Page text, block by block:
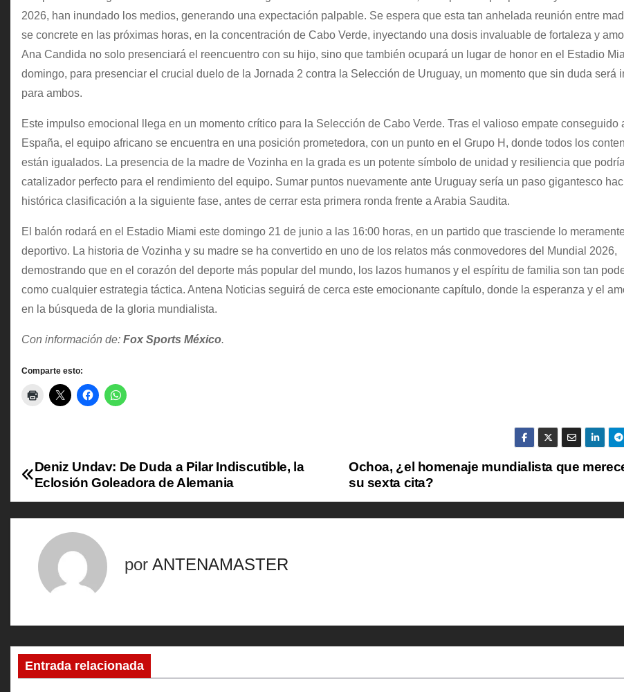
2026, han inundado los medios, generando una expectación palpable. Se espera que esta tan anhelada reunión entre
se concrete en las próximas horas, en la concentración de Cabo Verde, inyectando una dosis invaluable de fortaleza y
Ana Candida no solo presenciará el reencuentro con su hijo, sino que también ocupará un lugar de honor en el Estadio
domingo, para presenciar el crucial duelo de la Jornada 2 contra la Selección de Uruguay, un momento que sin duda será
para ambos.
Este impulso emocional llega en un momento crítico para la Selección de Cabo Verde. Tras el valioso empate conseguido
España, el equipo africano se encuentra en una posición prometedora, con un punto en el Grupo H, donde todos los
están igualados. La presencia de la madre de Vozinha en la grada es un potente símbolo de unidad y resiliencia que
catalizador perfecto para el rendimiento del equipo. Sumar puntos nuevamente ante Uruguay sería un paso gigantesco
histórica clasificación a la siguiente fase, antes de cerrar esta primera ronda frente a Arabia Saudita.
El balón rodará en el Estadio Miami este domingo 21 de junio a las 16:00 horas, en un partido que trasciende lo
deportivo. La historia de Vozinha y su madre se ha convertido en uno de los relatos más conmovedores del Mundial 2026,
demostrando que en el corazón del deporte más popular del mundo, los lazos humanos y el espíritu de familia son tan
como cualquier estrategia táctica. Antena Noticias seguirá de cerca este emocionante capítulo, donde la esperanza y el
en la búsqueda de la gloria mundialista.
Con información de: Fox Sports México.
Comparte esto:
N
a
c
i
Ochoa, ¿el homenaje mundialista que
su sexta cita?
Deniz Undav: De Duda a Pilar Indiscutible, la
Eclosión Goleadora de Alemania
por ANTENAMASTER
Entrada relacionada